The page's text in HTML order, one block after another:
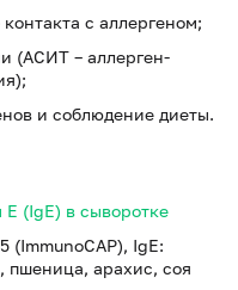
с аллергеном;
(АСИТ – аллерген-
и соблюдение диеты.
(IgE) в сыворотке
(ImmunoCAP), IgE:
пшеница, арахис, соя